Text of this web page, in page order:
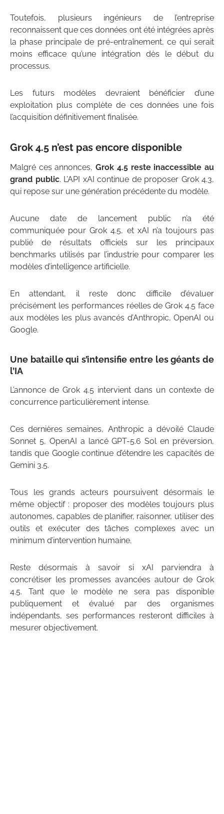
Toutefois, plusieurs ingénieurs de l’entreprise
reconnaissent que ces données ont été intégrées après
la phase principale de pré-entraînement, ce qui serait
moins efficace qu’une intégration dès le début du
processus.
Les futurs modèles devraient bénéficier d’une
exploitation plus complète de ces données une fois
l’acquisition définitivement finalisée.
Grok 4.5 n’est pas encore disponible
Malgré ces annonces,Grok 4.5 reste inaccessible au
grand public. L’API xAI continue de proposer Grok 4.3,
qui repose sur une génération précédente du modèle.
Aucune date de lancement public n’a été
communiquée pour Grok 4.5, et xAI n’a toujours pas
publié de résultats officiels sur les principaux
benchmarks utilisés par l’industrie pour comparer les
modèles d’intelligence artificielle.
En attendant, il reste donc difficile d’évaluer
précisément les performances réelles de Grok 4.5 face
aux modèles les plus avancés d’Anthropic, OpenAI ou
Google.
Une bataille qui s’intensifie entre les géants de
l’IA
L’annonce de Grok 4.5 intervient dans un contexte de
concurrence particulièrement intense.
Ces dernières semaines, Anthropic a dévoilé Claude
Sonnet 5, OpenAI a lancé GPT-5.6 Sol en préversion,
tandis que Google continue d’étendre les capacités de
Gemini 3.5.
Tous les grands acteurs poursuivent désormais le
même objectif : proposer des modèles toujours plus
autonomes, capables de planifier, raisonner, utiliser des
outils et exécuter des tâches complexes avec un
minimum d’intervention humaine.
Reste désormais à savoir si xAI parviendra à
concrétiser les promesses avancées autour de Grok
4.5. Tant que le modèle ne sera pas disponible
publiquement et évalué par des organismes
indépendants, ses performances resteront difficiles à
mesurer objectivement.